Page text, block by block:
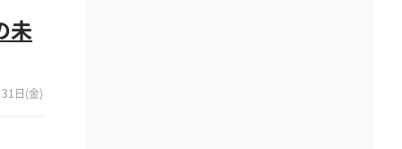
未
日(金)